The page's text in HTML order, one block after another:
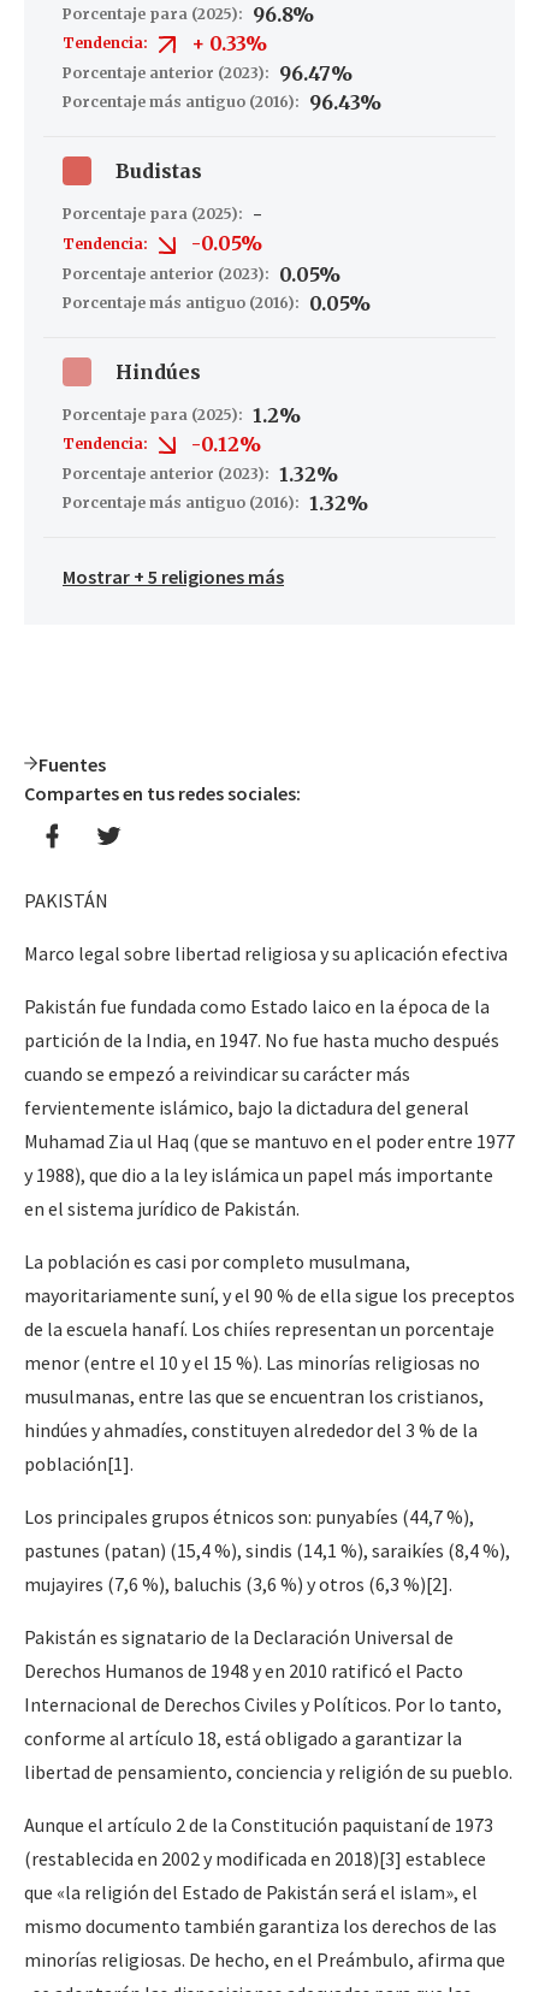
Porcentaje para (2025): 96.8%
Tendencia: + 0.33%
Porcentaje anterior (2023): 96.47%
Porcentaje más antiguo (2016): 96.43%
Budistas
Porcentaje para (2025): -
Tendencia: -0.05%
Porcentaje anterior (2023): 0.05%
Porcentaje más antiguo (2016): 0.05%
Hindúes
Porcentaje para (2025): 1.2%
Tendencia: -0.12%
Porcentaje anterior (2023): 1.32%
Porcentaje más antiguo (2016): 1.32%
Mostrar + 5 religiones más
Fuentes
Compartes en tus redes sociales:
PAKISTÁN
Marco legal sobre libertad religiosa y su aplicación efectiva
Pakistán fue fundada como Estado laico en la época de la
partición de la India, en 1947. No fue hasta mucho después
cuando se empezó a reivindicar su carácter más
fervientemente islámico, bajo la dictadura del general
Muhamad Zia ul Haq (que se mantuvo en el poder entre 1977
y 1988), que dio a la ley islámica un papel más importante
en el sistema jurídico de Pakistán.
La población es casi por completo musulmana,
mayoritariamente suní, y el 90 % de ella sigue los preceptos
de la escuela hanafí. Los chiíes representan un porcentaje
menor (entre el 10 y el 15 %). Las minorías religiosas no
musulmanas, entre las que se encuentran los cristianos,
hindúes y ahmadíes, constituyen alrededor del 3 % de la
población[1].
Los principales grupos étnicos son: punyabíes (44,7 %),
pastunes (patan) (15,4 %), sindis (14,1 %), saraikíes (8,4 %),
mujayires (7,6 %), baluchis (3,6 %) y otros (6,3 %)[2].
Pakistán es signatario de la Declaración Universal de
Derechos Humanos de 1948 y en 2010 ratificó el Pacto
Internacional de Derechos Civiles y Políticos. Por lo tanto,
conforme al artículo 18, está obligado a garantizar la
libertad de pensamiento, conciencia y religión de su pueblo.
Aunque el artículo 2 de la Constitución paquistaní de 1973
(restablecida en 2002 y modificada en 2018)[3] establece
que «la religión del Estado de Pakistán será el islam», el
mismo documento también garantiza los derechos de las
minorías religiosas. De hecho, en el Preámbulo, afirma que